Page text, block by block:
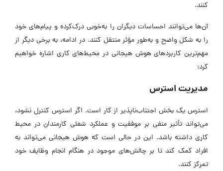
کنند.
آن‌ها می‌توانند احساسات دیگران را به‌خوبی درک‌کرده و پیام‌های خود
را به‌ شکل واضح و به‌طور مؤثر منتقل کنند. در ادامه، به برخی دیگر از
مهم‌ترین کاربردهای هوش هیجانی در محیط‌های کاری اشاره خواهیم
کرد:
مدیریت استرس
استرس یک بخش اجتناب‌ناپذیر از کار است. اگر استرس کنترل نشود،
می‌تواند تأثیر منفی بر موفقیت و عملکرد شغلی کارمندان در محیط
کاری داشته باشد. این در حالی است که هوش هیجانی می‌تواند به
افراد کمک کند تا بر چالش‌های موجود در هنگام انجام وظایف خود
تمرکز کنند.